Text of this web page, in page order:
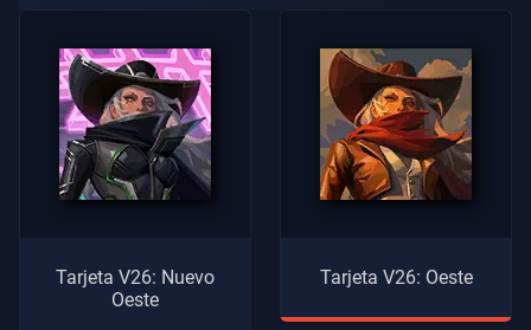
Tarjeta V26: Nuevo
Oeste
Tarjeta V26: Oeste